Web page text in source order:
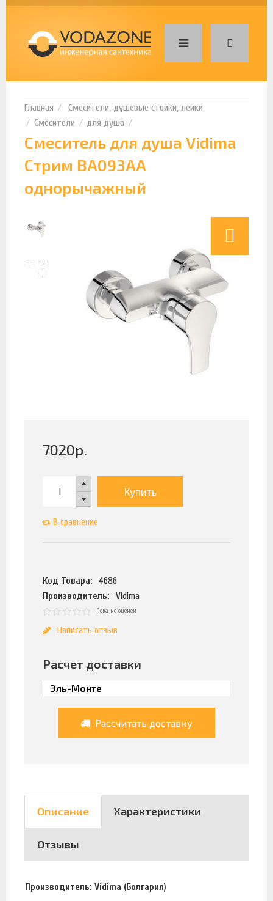
Смесители, душевые стойки, лейки
Смесители
для душа
Смеситель для душа Vidima
Стрим BA093AA
однорычажный
7020р.
Купить
В сравнение
Код Товара:
4686
Производитель:
Vidima
Пока не оценен
Написать отзыв
Расчет доставки
Рассчитать доставку
Описание Характеристики
Отзывы
Производитель: Vidima (Болгария)